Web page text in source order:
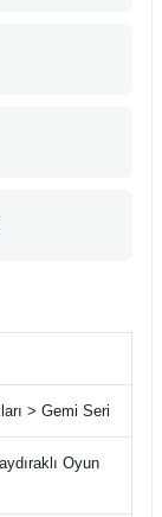
> Gemi Seri
Oyun